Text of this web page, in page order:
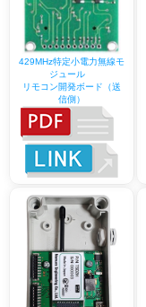
429MHz特定小電力無線モ
ジュール
リモコン開発ボード（送
信側）